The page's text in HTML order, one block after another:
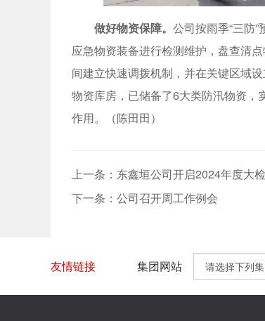
做好物资保障。 公司按雨季“三防
应急物资装备进行检测维护，盘查清
间建立快速调拨机制，并在关键区域
物资库房，已储备了6大类防汛物资
作用。（陈田田）
上一条：东鑫垣公司开启2024年度大
下一条：公司召开周工作例会
友情链接 集团网站